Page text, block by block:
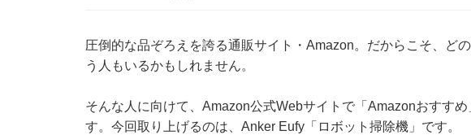
圧倒的な品ぞろえを誇る通販サイト・Amazon。だからこそ、ど
う人もいるかもしれません。
そんな人に向けて、Amazon公式Webサイトで「Amazonおすす
す。今回取り上げるのは、Anker Eufy「ロボット掃除機」です。